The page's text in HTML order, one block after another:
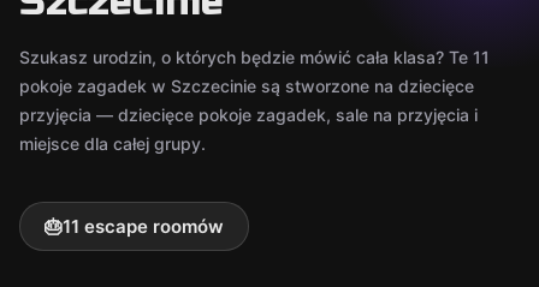
Szukasz urodzin, o których będzie mówić cała klasa? Te 11
pokoje zagadek w Szczecinie są stworzone na dziecięce
przyjęcia — dziecięce pokoje zagadek, sale na przyjęcia i
miejsce dla całej grupy.
🎂11 escape roomów